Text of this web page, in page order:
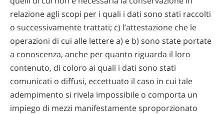
relazione agli scopi per i quali i dati sono stati raccolti
o successivamente trattati; c) l’attestazione che le
operazioni di cui alle lettere a) e b) sono state portate
a conoscenza, anche per quanto riguarda il loro
contenuto, di coloro ai quali i dati sono stati
comunicati o diffusi, eccettuato il caso in cui tale
adempimento si rivela impossibile o comporta un
impiego di mezzi manifestamente sproporzionato